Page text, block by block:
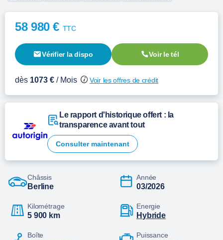
58 980 € TTC
Vérifier la dispo Voir le tél
dès 1073 € / Mois Voir les offres de crédit
Le rapport d'historique offert : la
transparence avant tout
Consulter maintenant
Châssis
Berline
Année
03/2026
Kilométrage
5 900 km
Energie
hybride
Boîte Puissance